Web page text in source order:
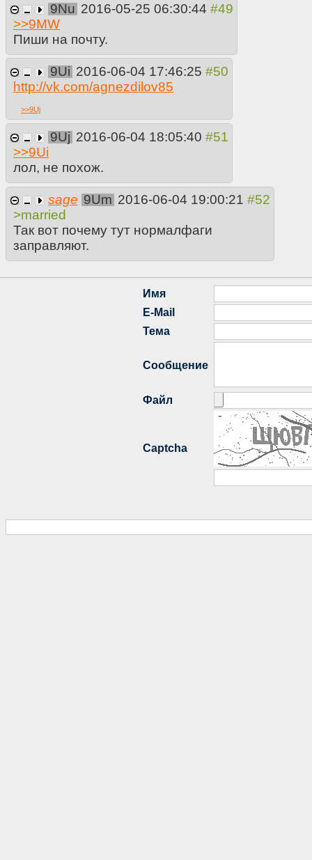
9Nu 2016-05-25 06:30:44
>>9MW
Пиши на почту.
9Ui 2016-06-04 17:46:25
http://vk.com/agnezdilov85
>>9Uj
9Uj 2016-06-04 18:05:40
>>9Ui
лол, не похож.
sage 9Um 2016-06-04 19:00:21
>married
Так вот почему тут нормалфаги
заправляют.